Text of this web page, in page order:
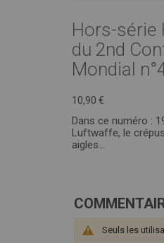
Hors-série
du 2nd
Mondial
10,90 €
Dans ce numéro :
Luftwaffe, le
aigles...
Seuls les